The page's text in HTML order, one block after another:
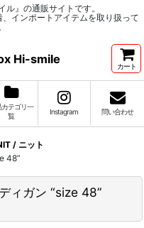
』の通販サイトです。
インポートアイテムを取り扱って
Hi-smile
カート
カテゴリ一
覧
Instagram 問い合わせ
/ ニット
48”
ィガン “size 48”